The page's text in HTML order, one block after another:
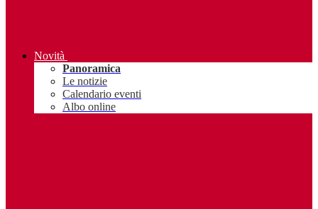
Novità
Panoramica
Le notizie
Calendario eventi
Albo online